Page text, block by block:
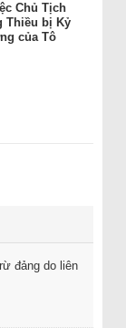
Chủ Tịch
Thiều bị Kỷ
của Tô
đảng do liên